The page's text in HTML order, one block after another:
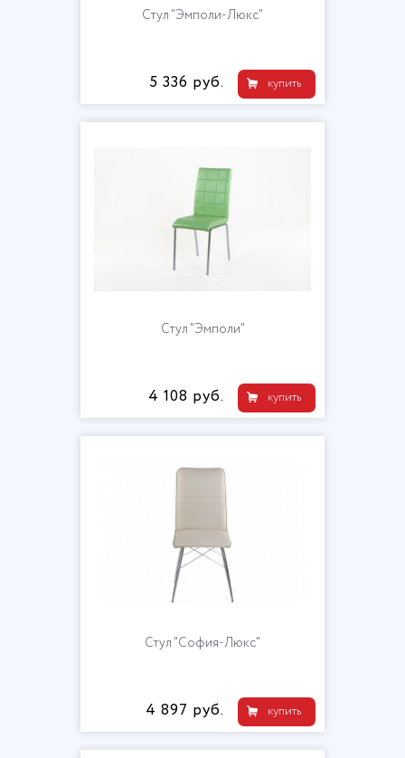
Стул "Эмполи-Люкс"
купить
5 336 руб.
Стул "Эмполи"
купить
4 108 руб.
Стул "София-Люкс"
купить
4 897 руб.